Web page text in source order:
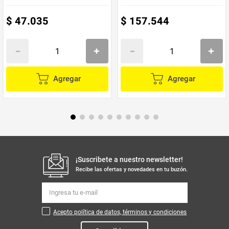
$ 47.035
Agregar
$ 157.544
Agregar
¡Suscribete a nuestro newsletter!
Recibe las ofertas y novedades en tu buzón.
Acepto política de datos, términos y condiciones